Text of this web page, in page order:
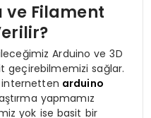
ve Filament
Arduino ve 3D
geçirebilmemizi sağlar.
internetten arduino
yapmamız
yok ise basit bir